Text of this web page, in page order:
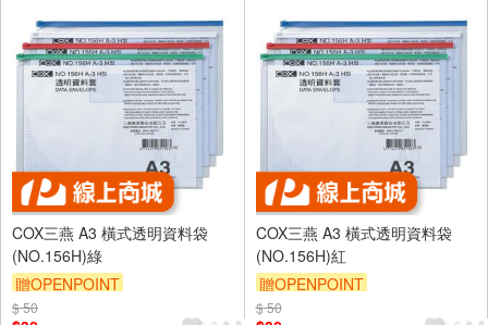
COX三燕 A3 橫式透明資料袋
(NO.156H)綠
贈OPENPOINT
$ 50
COX三燕 A3 橫式透明資料袋
(NO.156H)紅
贈OPENPOINT
$ 50